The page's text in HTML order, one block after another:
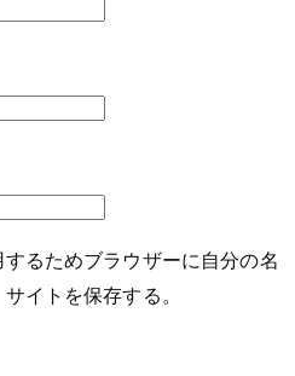
るためブラウザーに自分の名
イトを保存する。